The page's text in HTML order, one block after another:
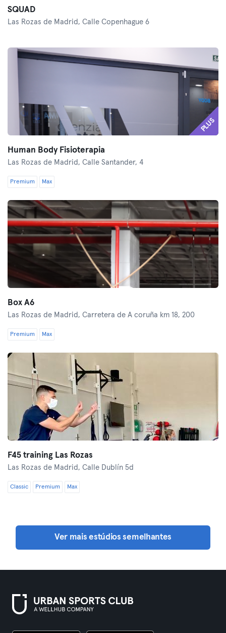
SQUAD
Las Rozas de Madrid, Calle Copenhague 6
PLUS
Human Body Fisioterapia
Las Rozas de Madrid, Calle Santander, 4
Premium Max
Box A6
Las Rozas de Madrid, Carretera de A coruña km 18, 200
Premium Max
F45 training Las Rozas
Las Rozas de Madrid, Calle Dublín 5d
Classic Premium Max
Ver mais estúdios semelhantes